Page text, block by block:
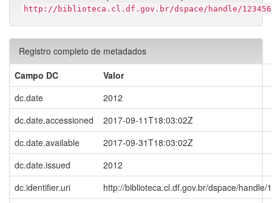
http://biblioteca.cl.df.gov.br/dspace/handle/
Registro completo de metadados
Campo DC
Valor
dc.date
2012
dc.date.accessioned
2017-09-11T18:03:02Z
dc.date.available
2017-09-31T18:03:02Z
dc.date.issued
2012
dc.identifier.uri
http://biblioteca.cl.df.gov.br/dspace/handle/